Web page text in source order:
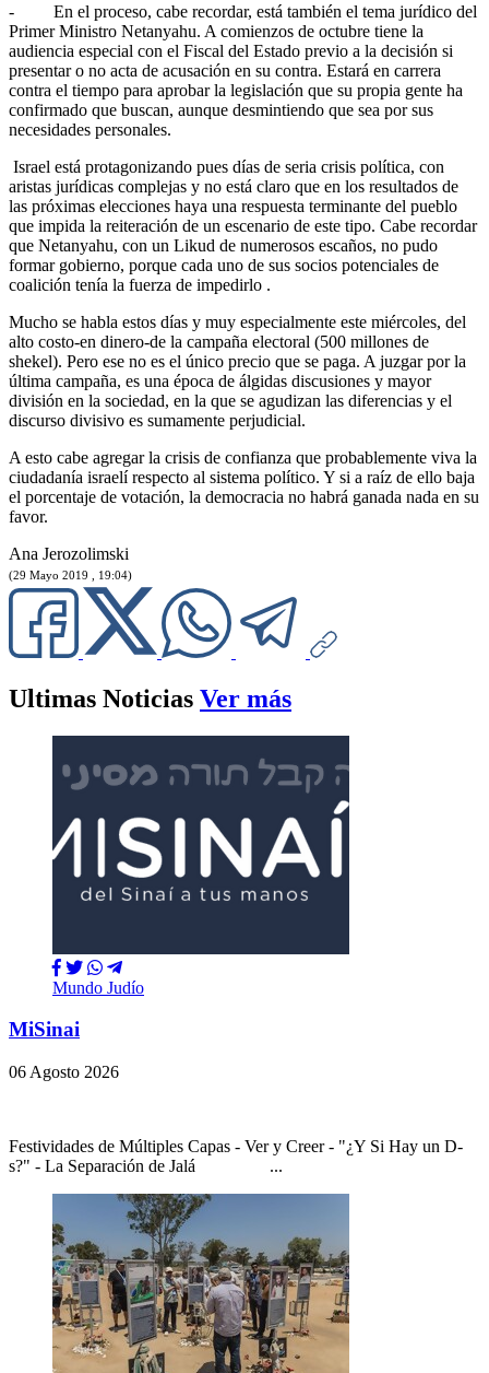
- En el proceso, cabe recordar, está también el tema jurídico del
Primer Ministro Netanyahu. A comienzos de octubre tiene la
audiencia especial con el Fiscal del Estado previo a la decisión si
presentar o no acta de acusación en su contra. Estará en carrera
contra el tiempo para aprobar la legislación que su propia gente ha
confirmado que buscan, aunque desmintiendo que sea por sus
necesidades personales.
Israel está protagonizando pues días de seria crisis política, con
aristas jurídicas complejas y no está claro que en los resultados de
las próximas elecciones haya una respuesta terminante del pueblo
que impida la reiteración de un escenario de este tipo. Cabe recordar
que Netanyahu, con un Likud de numerosos escaños, no pudo
formar gobierno, porque cada uno de sus socios potenciales de
coalición tenía la fuerza de impedirlo .
Mucho se habla estos días y muy especialmente este miércoles, del
alto costo-en dinero-de la campaña electoral (500 millones de
shekel). Pero ese no es el único precio que se paga. A juzgar por la
última campaña, es una época de álgidas discusiones y mayor
división en la sociedad, en la que se agudizan las diferencias y el
discurso divisivo es sumamente perjudicial.
A esto cabe agregar la crisis de confianza que probablemente viva la
ciudadanía israelí respecto al sistema político. Y si a raíz de ello baja
el porcentaje de votación, la democracia no habrá ganada nada en su
favor.
Ana Jerozolimski
(29 Mayo 2019 , 19:04)
Ultimas Noticias Ver más
Mundo Judío
MiSinai
06 Agosto 2026
Festividades de Múltiples Capas - Ver y Creer - "¿Y Si Hay un D-
s?" - La Separación de Jalá ...